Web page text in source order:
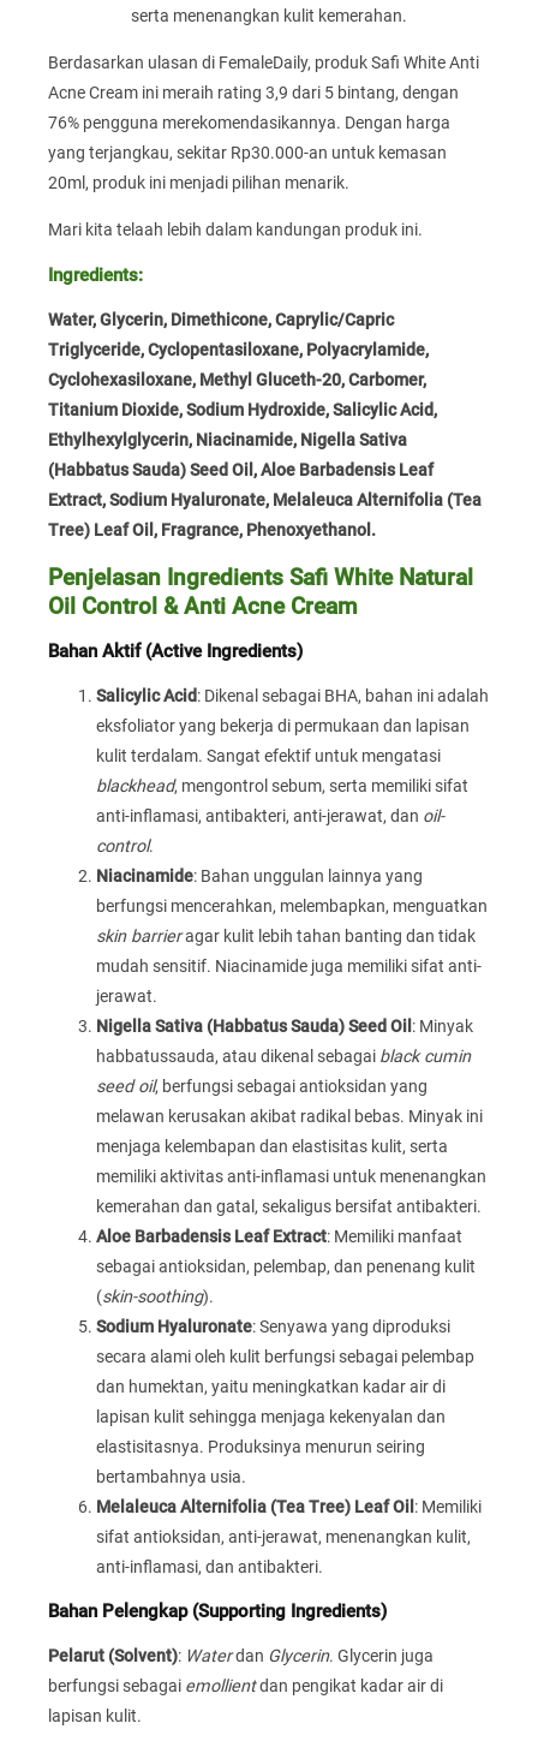
serta menenangkan kulit kemerahan.
Berdasarkan ulasan di FemaleDaily, produk Safi White Anti
Acne Cream ini meraih rating 3,9 dari 5 bintang, dengan
76% pengguna merekomendasikannya. Dengan harga
yang terjangkau, sekitar Rp30.000-an untuk kemasan
20ml, produk ini menjadi pilihan menarik.
Mari kita telaah lebih dalam kandungan produk ini.
Ingredients:
Water, Glycerin, Dimethicone, Caprylic/Capric
Triglyceride, Cyclopentasiloxane, Polyacrylamide,
Cyclohexasiloxane, Methyl Gluceth-20, Carbomer,
Titanium Dioxide, Sodium Hydroxide, Salicylic Acid,
Ethylhexylglycerin, Niacinamide, Nigella Sativa
(Habbatus Sauda) Seed Oil, Aloe Barbadensis Leaf
Extract, Sodium Hyaluronate, Melaleuca Alternifolia (Tea
Tree) Leaf Oil, Fragrance, Phenoxyethanol.
Penjelasan Ingredients Safi White Natural
Oil Control & Anti Acne Cream
Bahan Aktif (Active Ingredients)
Salicylic Acid: Dikenal sebagai BHA, bahan ini adalah
eksfoliator yang bekerja di permukaan dan lapisan
kulit terdalam. Sangat efektif untuk mengatasi
blackhead, mengontrol sebum, serta memiliki sifat
anti-inflamasi, antibakteri, anti-jerawat, dan oil-
control.
Niacinamide: Bahan unggulan lainnya yang
berfungsi mencerahkan, melembapkan, menguatkan
skin barrieragar kulit lebih tahan banting dan tidak
mudah sensitif. Niacinamide juga memiliki sifat anti-
jerawat.
Nigella Sativa (Habbatus Sauda) Seed Oil : Minyak
habbatussauda, atau dikenal sebagai black cumin
seed oil, berfungsi sebagai antioksidan yang
melawan kerusakan akibat radikal bebas. Minyak ini
menjaga kelembapan dan elastisitas kulit, serta
memiliki aktivitas anti-inflamasi untuk menenangkan
kemerahan dan gatal, sekaligus bersifat antibakteri.
Aloe Barbadensis Leaf Extract: Memiliki manfaat
sebagai antioksidan, pelembap, dan penenang kulit
(skin-soothing).
Sodium Hyaluronate: Senyawa yang diproduksi
secara alami oleh kulit berfungsi sebagai pelembap
dan humektan, yaitu meningkatkan kadar air di
lapisan kulit sehingga menjaga kekenyalan dan
elastisitasnya. Produksinya menurun seiring
bertambahnya usia.
Melaleuca Alternifolia (Tea Tree) Leaf Oil : Memiliki
sifat antioksidan, anti-jerawat, menenangkan kulit,
anti-inflamasi, dan antibakteri.
Bahan Pelengkap (Supporting Ingredients)
Pelarut (Solvent): Waterdan Glycerin. Glycerin juga
berfungsi sebagai emollientdan pengikat kadar air di
lapisan kulit.